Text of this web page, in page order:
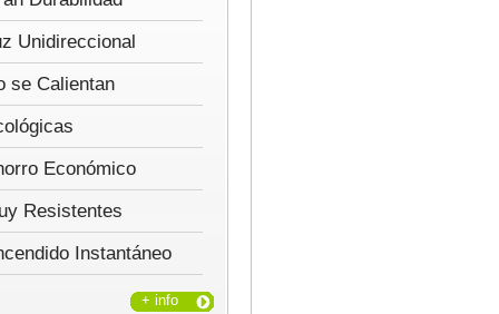
Unidireccional
se Calientan
Económico
Resistentes
Instantáneo
+ info